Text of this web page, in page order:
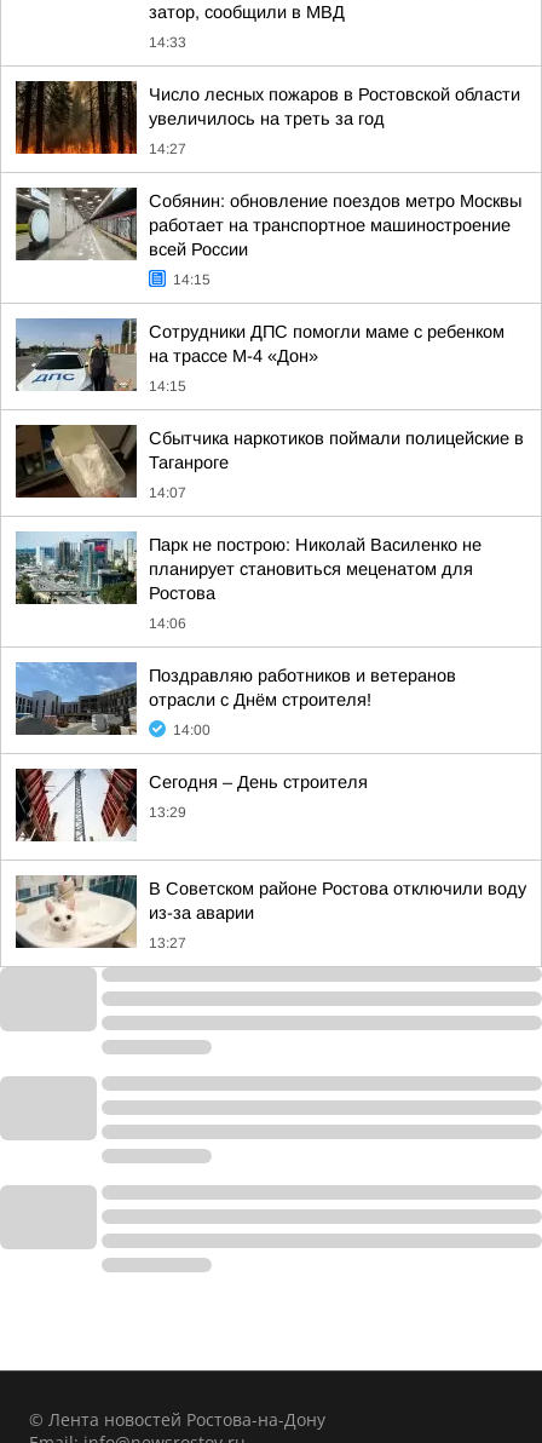
затор, сообщили в МВД
14:33
Число лесных пожаров в Ростовской области
увеличилось на треть за год
14:27
Собянин: обновление поездов метро Москвы
работает на транспортное машиностроение
всей России
14:15
Сотрудники ДПС помогли маме с ребенком
на трассе М-4 «Дон»
14:15
Сбытчика наркотиков поймали полицейские в
Таганроге
14:07
Парк не построю: Николай Василенко не
планирует становиться меценатом для
Ростова
14:06
Поздравляю работников и ветеранов
отрасли с Днём строителя!
14:00
Сегодня – День строителя
13:29
В Советском районе Ростова отключили воду
из-за аварии
13:27
© Лента новостей Ростова-на-Дону